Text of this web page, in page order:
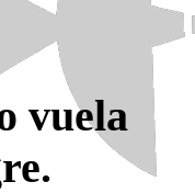
vuela